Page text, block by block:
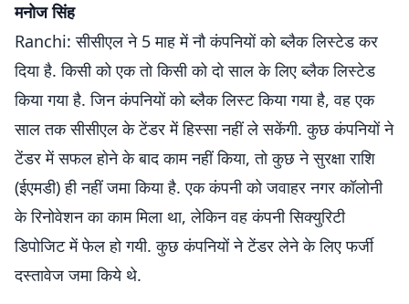
मनोज सिंह
Ranchi: सीसीएल ने 5 माह में नौ कंपनियों को ब्लैक लिस्टेड कर
दिया है. किसी को एक तो किसी को दो साल के लिए ब्लैक लिस्टेड
किया गया है. जिन कंपनियों को ब्लैक लिस्ट किया गया है, वह एक
साल तक सीसीएल के टेंडर में हिस्सा नहीं ले सकेंगी. कुछ कंपनियों ने
टेंडर में सफल होने के बाद काम नहीं किया, तो कुछ ने सुरक्षा राशि
(ईएमडी) ही नहीं जमा किया है. एक कंपनी को जवाहर नगर कॉलोनी
के रिनोवेशन का काम मिला था, लेकिन वह कंपनी सिक्युरिटी
डिपोजिट में फेल हो गयी. कुछ कंपनियों ने टेंडर लेने के लिए फर्जी
दस्तावेज जमा किये थे.